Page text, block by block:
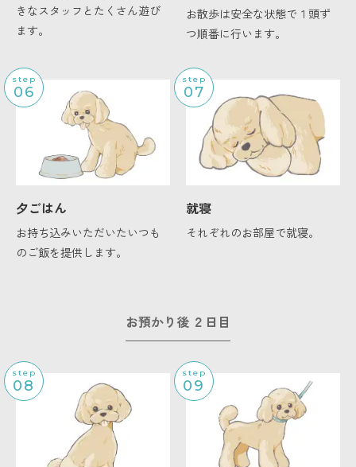
きなスタッフとたくさん遊び
ます。
お散歩は安全な状態で１頭ず
つ順番に行います。
step
06
夕ごはん
お持ち込みいただいたいつも
のご飯を提供します。
step
07
就寝
それぞれのお部屋で就寝。
お預かり後 ２日目
step
08
step
09